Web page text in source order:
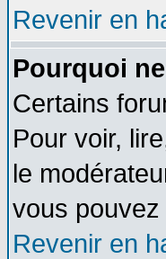
Revenir en
Pourquoi
Certains
Pour voir,
le
vous
Revenir en